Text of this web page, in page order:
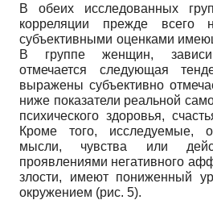
В обеих исследованных
корреляции прежде всего
субъективными оценками
В группе женщин,
отмечается следующая
выражены субъективно
ниже показатели реальной
психического здоровья,
Кроме того, исследуемые,
мысли, чувства или
проявлениями негативного
злости, имеют пониженный
окружением (рис. 5).